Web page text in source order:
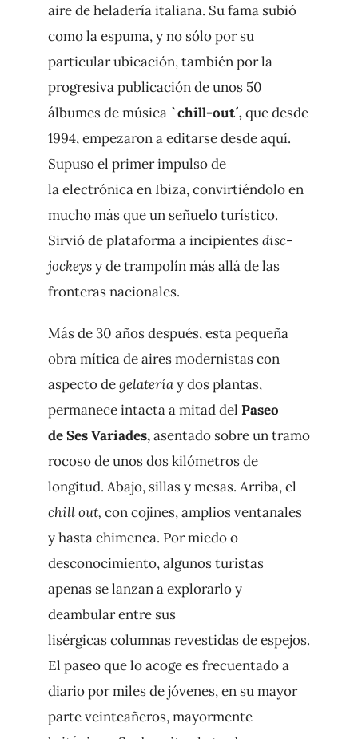
aire de heladería italiana. Su fama subió
como la espuma, y no sólo por su
particular ubicación, también por la
progresiva publicación de unos 50
álbumes de música `chill-out´,que desde
1994, empezaron a editarse desde aquí.
Supuso el primer impulso de
laelectrónica en Ibiza, convirtiéndolo en
mucho más que un señuelo turístico.
Sirvió de plataforma a incipientesdisc-
jockeysy de trampolín más allá de las
fronteras nacionales.
Más de 30 años después, esta pequeña
obra mítica de aires modernistas con
aspecto degelateríay dos plantas,
permanece intacta a mitad del Paseo
deSes Variades,asentado sobre un tramo
rocoso de unos dos kilómetros de
longitud. Abajo, sillas y mesas. Arriba, el
chill out, con cojines, amplios ventanales
y hasta chimenea. Por miedo o
desconocimiento, algunos turistas
apenas se lanzan a explorarlo y
deambular entre sus
lisérgicas columnas revestidas de espejos.
El paseo que lo acoge es frecuentado a
diario por miles de jóvenes, en su mayor
parte veinteañeros, mayormente